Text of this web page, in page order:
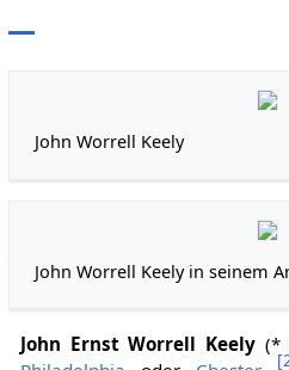
John Worrell Keely
John Worrell Keely in seinem
John Ernst Worrell Keely(*
[